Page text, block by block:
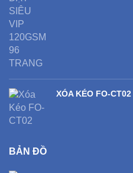
XÓA KÉO FO-CT02
BẢN ĐỒ